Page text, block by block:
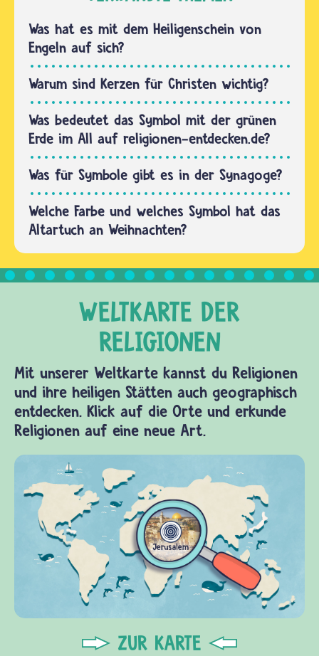
Vishnu.…
nennen
viele
Hindus
die
Bhagavadgita
liebevoll
einfach
„die
Gita…
Was hat es mit dem Heiligenschein von
Engeln auf sich?
Warum sind Kerzen für Christen wichtig?
Was bedeutet das Symbol mit der grünen
Erde im All auf religionen-entdecken.de?
Was für Symbole gibt es in der Synagoge?
Welche Farbe und welches Symbol hat das
Altartuch an Weihnachten?
Mit unserer Weltkarte kannst du Religionen
und ihre heiligen Stätten auch geographisch
entdecken. Klick auf die Orte und erkunde
Religionen auf eine neue Art.
ZUR KARTE